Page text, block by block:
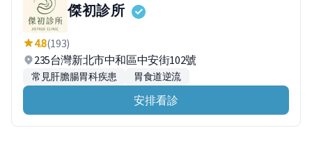
傑初診所
4.8(193)
235台灣新北市中和區中安街102號
常見肝膽腸胃科疾患 胃食道逆流
安排看診